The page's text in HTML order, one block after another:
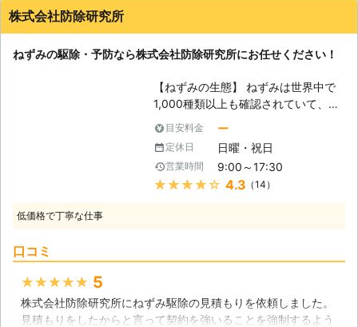
ているダニやノミなどによる被害など
も考えられますので、ねずみ駆除をお
さい。 ねずみ110番は、日本全国に数
多くの加盟店が提携しております。
もちろん、24時間365日対応してい
少しでもねずみ被害がご心配な方はす
ぐにでもお電話ください。 まずはお
客様のご不安を解消するために、現地
りと行いますのでお任せください。
株式会社防除研究所
ねずみの駆除・予防なら株式会社防除研究所にお任せください！
【ねずみの生態】 ねずみは世界中で
1,000種類以上も確認されていて、そ
のほとんどが夜行性なのです。そのた
め、私達が活動している間にねずみに
遭遇する事は少ないのですが、住宅に
住み着くねずみは屋根裏などに巣を作
るので、ねずみの数が増えてくると夜
凌ぐために建物の天井裏に侵入し、断
熱材を布団代わりにしています。クマ
目安料金 ー
定休日 日曜・祝日
営業時間 9:00～17:30
★★★★★ 4.3 （14）
低価格で丁寧な仕事
口コミ
★★★★★ 5
株式会社防除研究所にねずみ駆除の見積もりを依頼しました。
見積もりをしたからと言って契約を強いることを強制するよう